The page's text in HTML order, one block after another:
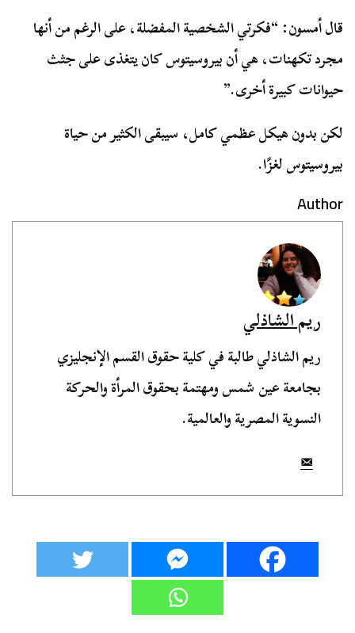
قال أمسون: “فكرتي الشخصية المفضلة، على الرغم من أنها
مجرد تكهنات، هي أن بيروسيتوس كان يتغذى على جثث
حيوانات كبيرة أخرى.”
لكن بدون هيكل عظمي كامل، سيبقى الكثير من حياة
بيروسيتوس لغزًا.
Author
ريم الشاذلي
ريم الشاذلي طالبة في كلية حقوق القسم الإنجليزي
بجامعة عين شمس ومهتمة بحقوق المرأة والحركة
النسوية المصرية والعالمية.